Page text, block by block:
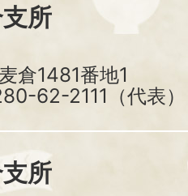
所
倉1481番地1
62-2111（代表）
所